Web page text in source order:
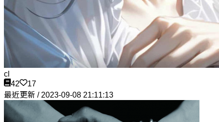
cl
42
17
最近更新 / 2023-09-08 21:11:13